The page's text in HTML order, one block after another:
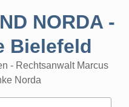
NORDA -
Bielefeld
- Rechtsanwalt Marcus
Norda